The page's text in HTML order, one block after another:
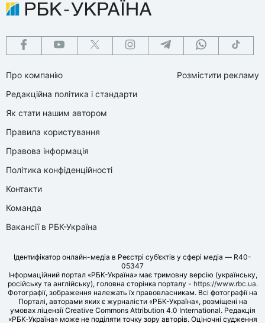
Про компанію
Редакційна політика і стандарти
Як стати нашим автором
Правила користування
Правова інформація
Політика конфіденційності
Контакти
Команда
Вакансії в РБК-Україна
Розмістити рекламу
Ідентифікатор онлайн-медіа в Реєстрі суб’єктів у сфері медіа — R40-
05347
Інформаційний портал «РБК-Україна» має тримовну версію (українську,
російську та англійську), головна сторінка порталу - https://www.rbc.ua.
Фотографії, зображення належать їх правовласникам. Всі фотографії на
Порталі, авторами яких є журналісти «РБК-Україна», розміщені на
умовах ліцензії Creative Commons Attribution 4.0 International. Редакція
«РБК-Україна» може не поділяти точку зору авторів. Оціночні судження